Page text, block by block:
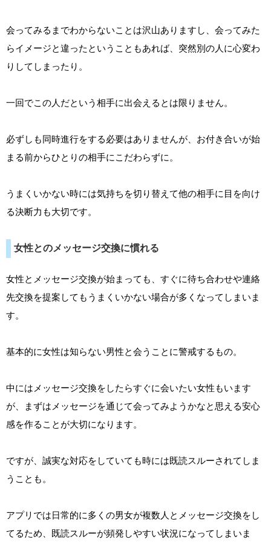
会ってみるまでわからないことは沢山ありますし、会ってみた
らイメージと違ったということもあれば、突然別の人に心変わ
りしてしまったり。
一回でこの人だという相手に出会えるとは限りません。
必ずしも同時進行をする必要はありませんが、お付き合いが始
まる前からひとりの相手にこだわらずに。
うまくいかない時には気持ちを切り替えて他の相手に目を向け
る決断力も大切です。
女性とのメッセージ交換に慣れる
女性とメッセージ交換が始まっても、すぐに待ち合わせや連絡
先交換を提案してもうまくいかない場合が多くなってしまいま
す。
基本的に女性は知らない男性と会うことに警戒するもの。
中にはメッセージ交換をしたらすぐに会いたい女性もいます
が、まずはメッセージを通じて会ってみようかなと思える安心
感を作ることが大切になります。
ですが、誠実な対応をしていても時には既読スルーされてしま
うことも。
アプリでは日常的に多くの男女が複数人とメッセージ交換をし
てるため、既読スルーが頻発しやすい状況になってしまいま